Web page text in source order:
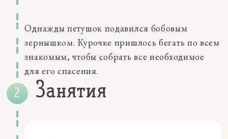
мышление
речь
Качества
внимание
внутренние чувства
коммуникации
социальные эмоции
Однажды петушок подавился бобовым
зернышком. Курочке пришлось бегать по всем
знакомым, чтобы собрать все необходимое
для его спасения.
Занятия